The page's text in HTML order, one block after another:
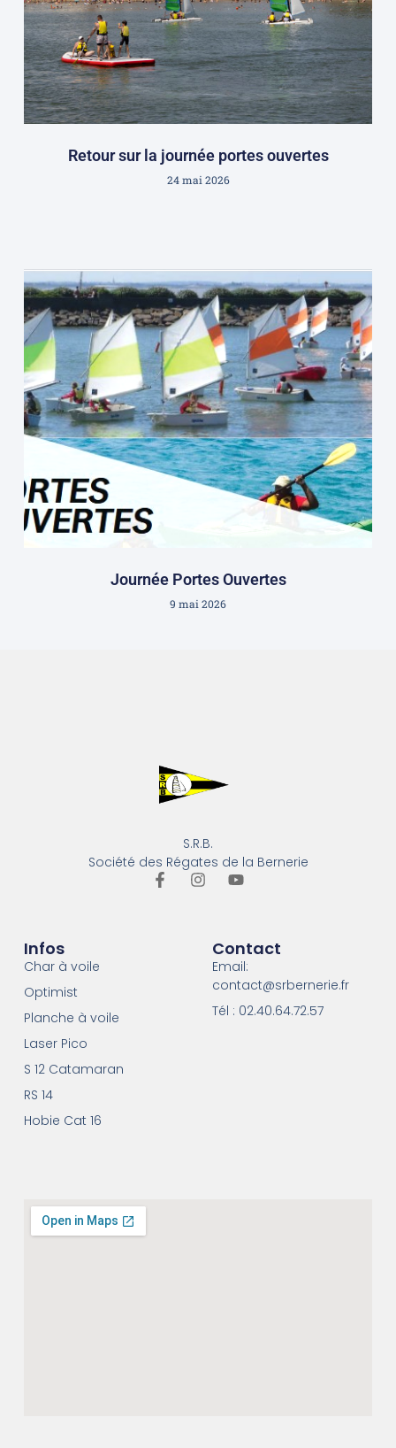
Retour sur la journée portes ouvertes
24 mai 2026
Journée Portes Ouvertes
9 mai 2026
S.R.B.
Société des Régates de la Bernerie
Infos
Char à voile
Optimist
Planche à voile
Laser Pico
S 12 Catamaran
RS 14
Hobie Cat 16
Contact
Email:
contact@srbernerie.fr
Tél : 02.40.64.72.57